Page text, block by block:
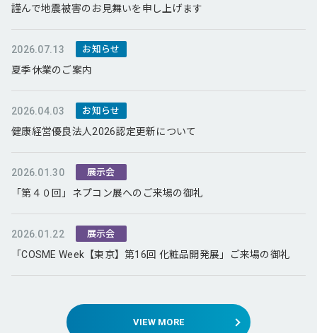
謹んで地震被害のお見舞いを申し上げます
2026.07.13 お知らせ
夏季休業のご案内
2026.04.03 お知らせ
健康経営優良法人2026認定更新について
2026.01.30 展示会
「第４０回」ネプコン展へのご来場の御礼
2026.01.22 展示会
「COSME Week【東京】第16回 化粧品開発展」ご来場の御礼
VIEW MORE